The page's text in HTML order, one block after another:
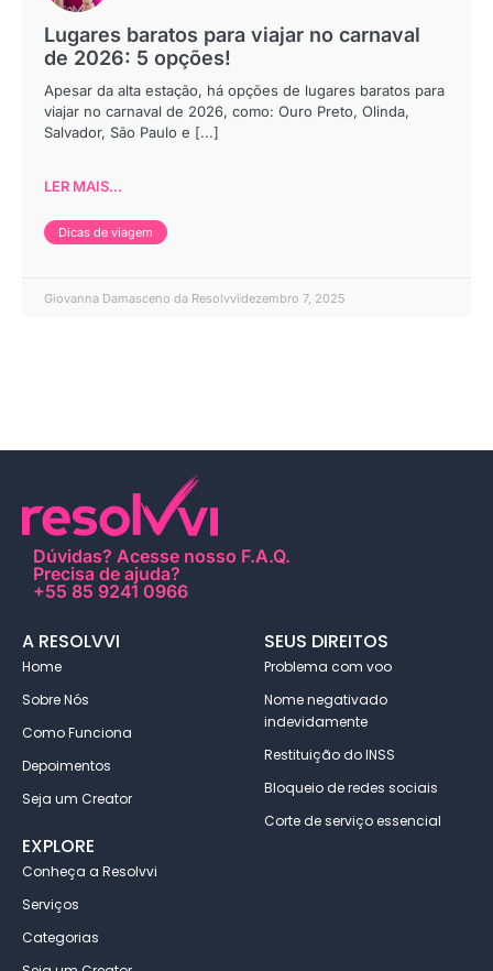
Lugares baratos para viajar no carnaval
de 2026: 5 opções!
Apesar da alta estação, há opções de lugares baratos para
viajar no carnaval de 2026, como: Ouro Preto, Olinda,
Salvador, São Paulo e [...]
LER MAIS...
Dicas de viagem
Giovanna Damasceno da Resolvvidezembro 7, 2025
Dúvidas? Acesse nosso F.A.Q.
Precisa de ajuda?
+55 85 9241 0966
A RESOLVVI
Home
Sobre Nós
Como Funciona
Depoimentos
Seja um Creator
SEUS DIREITOS
Problema com voo
Nome negativado
indevidamente
Restituição do INSS
Bloqueio de redes sociais
Corte de serviço essencial
EXPLORE
Conheça a Resolvvi
Serviços
Categorias